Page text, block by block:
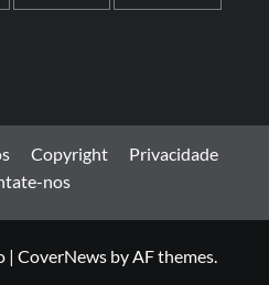
Copyright
Privacidade
nos
| CoverNews by AF themes.